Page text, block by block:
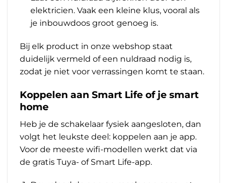
elektricien. Vaak een kleine klus, vooral als
je inbouwdoos groot genoeg is.
Bij elk product in onze webshop staat
duidelijk vermeld of een nuldraad nodig is,
zodat je niet voor verrassingen komt te staan.
Koppelen aan Smart Life of je smart
home
Heb je de schakelaar fysiek aangesloten, dan
volgt het leukste deel: koppelen aan je app.
Voor de meeste wifi-modellen werkt dat via
de gratis Tuya- of Smart Life-app.